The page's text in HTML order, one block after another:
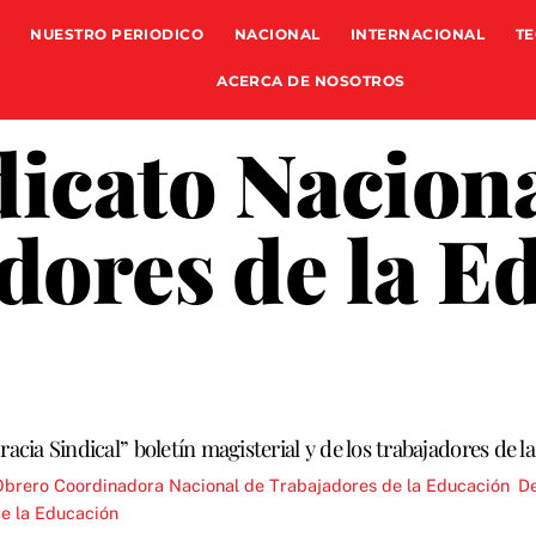
NUESTRO PERIODICO NACIONAL INTERNACIONAL
ACERCA DE NOSOTROS
de la
Sindical” boletín magisterial y de los trabajadores de
Coordinadora Nacional de Trabajadores de la Educación
la Educación